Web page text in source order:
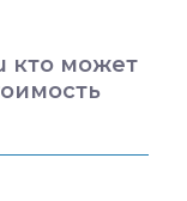
кто может